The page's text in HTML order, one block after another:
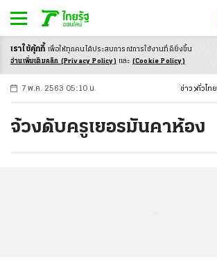
-ก ก ก+
7 พ.ค. 2563 05:10 น. ข่าว ทั่วไทย
จ้วงดับครูเยอรมันคาห้อง
เราใช้คุ้กกี้ เพื่อให้ทุกคนได้ประสบการณ์การใช้งานที่ดียิ่งขึ้น
อ่านเพิ่มเติมคลิก (Privacy Policy) และ (Cookie Policy)